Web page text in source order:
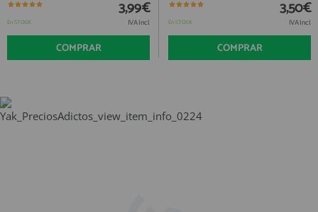
En STOCK
3,99€
IVA Incl.
COMPRAR
En STOCK
3,50€
IVA Incl.
COMPRAR